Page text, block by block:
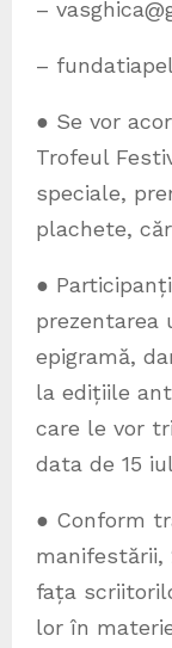
–
–
● Se vor
Trofeul
speciale,
plachete,
●
prezentarea
epigramă,
la edițiile
care le vor
data de 15
● Conform
manifestării,
fața
lor în